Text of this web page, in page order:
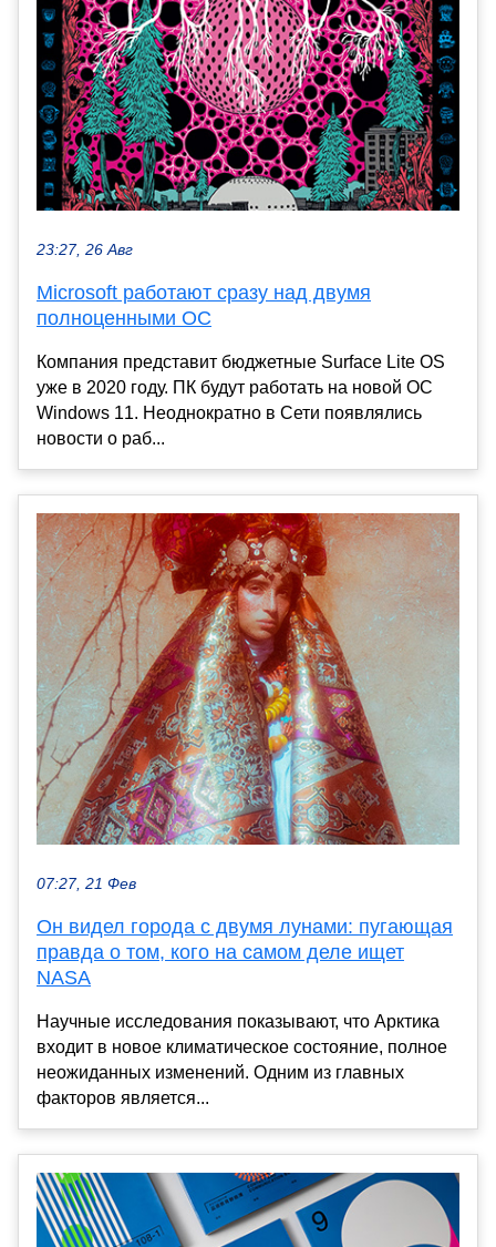
23:27, 26 Авг
Microsoft работают сразу над двумя
полноценными ОС
Компания представит бюджетные Surface Lite OS
уже в 2020 году. ПК будут работать на новой ОС
Windows 11. Неоднократно в Сети появлялись
новости о раб...
07:27, 21 Фев
Он видел города с двумя лунами: пугающая
правда о том, кого на самом деле ищет
NASA
Научные исследования показывают, что Арктика
входит в новое климатическое состояние, полное
неожиданных изменений. Одним из главных
факторов является...